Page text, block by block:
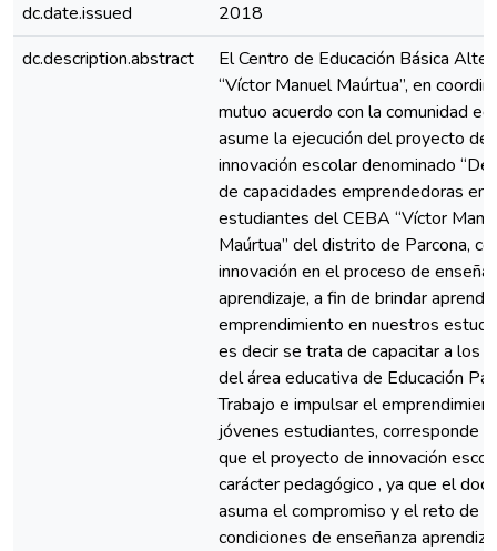
dc.date.issued
2018
dc.description.abstract
El Centro de Educación Básica
“Víctor Manuel Maúrtua”, en
mutuo acuerdo con la comunidad
asume la ejecución del proyecto de
innovación escolar denominado
de capacidades emprendedoras en
estudiantes del CEBA “Víctor
Maúrtua” del distrito de Parcona,
innovación en el proceso de
aprendizaje, a fin de brindar
emprendimiento en nuestros
es decir se trata de capacitar a los
del área educativa de Educación
Trabajo e impulsar el
jóvenes estudiantes, corresponde
que el proyecto de innovación
carácter pedagógico , ya que el
asuma el compromiso y el reto de
condiciones de enseñanza